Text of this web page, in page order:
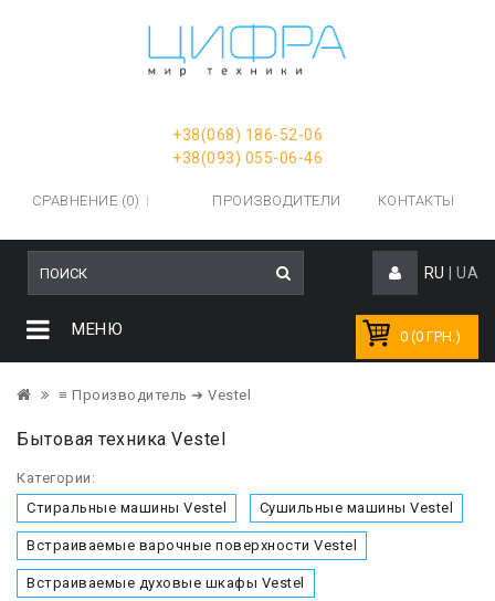
+38(068) 186-52-06
+38(093) 055-06-46
СРАВНЕНИЕ (0) ПРОИЗВОДИТЕЛИ КОНТАКТЫ
RU UA
0 (0 ГРН.)
МЕНЮ
≡ Производитель ➔ Vestel
Бытовая техника Vestel
Категории:
Стиральные машины Vestel
Сушильные машины Vestel
Встраиваемые варочные поверхности Vestel
Встраиваемые духовые шкафы Vestel